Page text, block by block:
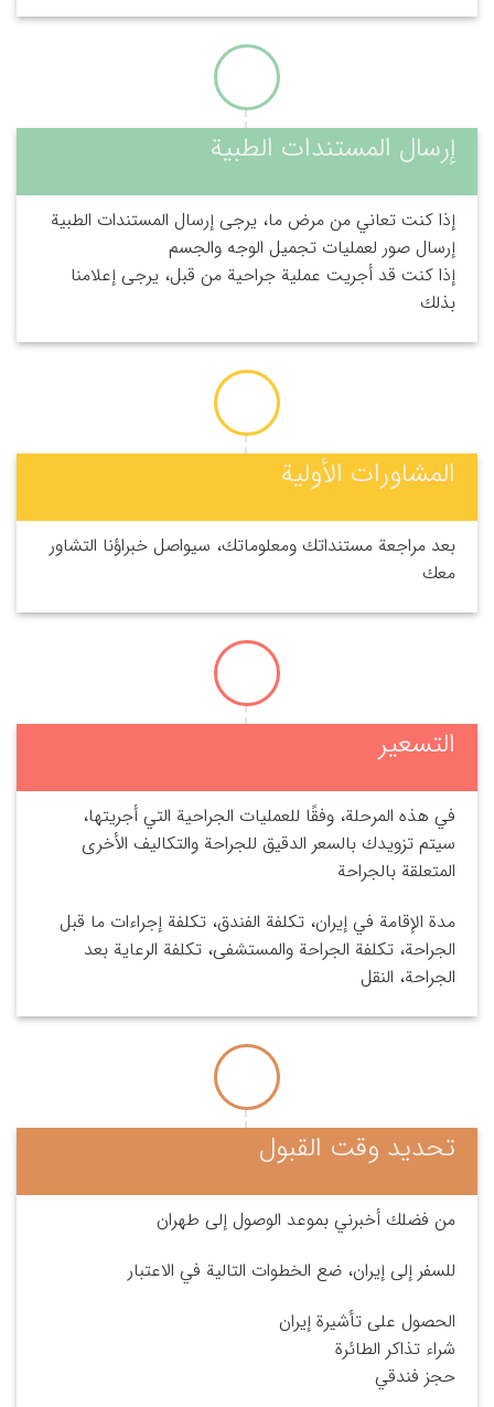
إرسال المستندات الطبية
إذا كنت تعاني من مرض ما، يرجى إرسال المستندات الطبية
إرسال صور لعمليات تجميل الوجه والجسم
إذا كنت قد أجريت عملية جراحية من قبل، يرجى إعلامنا
بذلك
المشاورات الأولية
بعد مراجعة مستنداتك ومعلوماتك، سيواصل خبراؤنا التشاور
معك
التسعير
في هذه المرحلة، وفقًا للعمليات الجراحية التي أجريتها،
سيتم تزويدك بالسعر الدقيق للجراحة والتكاليف الأخرى
المتعلقة بالجراحة
مدة الإقامة في إيران، تكلفة الفندق، تكلفة إجراءات ما قبل
الجراحة، تكلفة الجراحة والمستشفى، تكلفة الرعاية بعد
الجراحة، النقل
تحديد وقت القبول
من فضلك أخبرني بموعد الوصول إلى طهران
للسفر إلى إيران، ضع الخطوات التالية في الاعتبار
الحصول على تأشيرة إيران
شراء تذاكر الطائرة
حجز فندقي